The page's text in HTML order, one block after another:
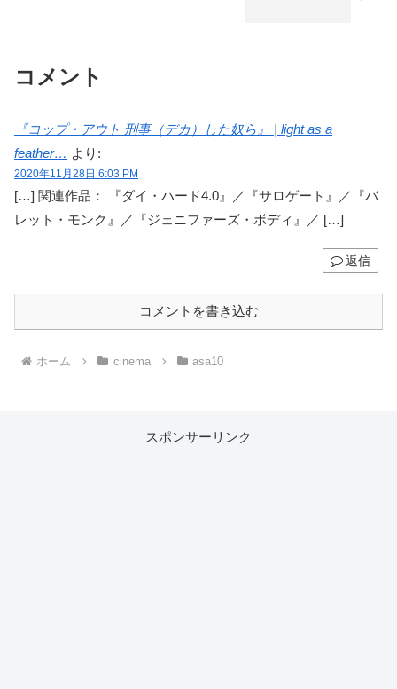
コメント
『コップ・アウト 刑事（デカ）した奴ら』 | light as a
feather… より:
2020年11月28日 6:03 PM
[…] 関連作品： 『ダイ・ハード4.0』／『サロゲート』／『バ
レット・モンク』／『ジェニファーズ・ボディ』／ […]
返信
コメントを書き込む
ホーム cinema asa10
スポンサーリンク